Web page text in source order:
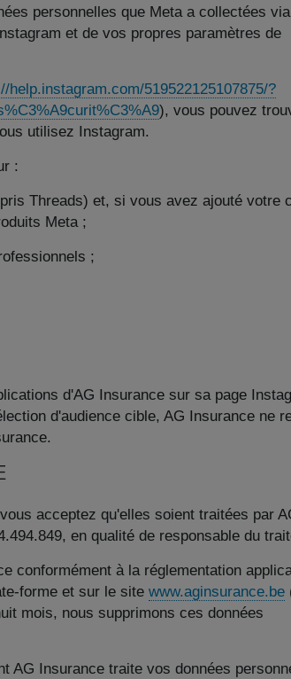
personnelles que Meta a collectées
et de vos propres paramètres de
help.instagram.com/519522125107875/?
), vous pouvez
utilisez Instagram.
:
Threads) et, si vous avez ajouté votre
Meta ;
;
d'AG Insurance sur sa page
d'audience cible, AG Insurance ne
acceptez qu'elles soient traitées par
en qualité de responsable du
conformément à la réglementation
forme et sur le site www.aginsurance.be
mois, nous supprimons ces données
AG Insurance traite vos données